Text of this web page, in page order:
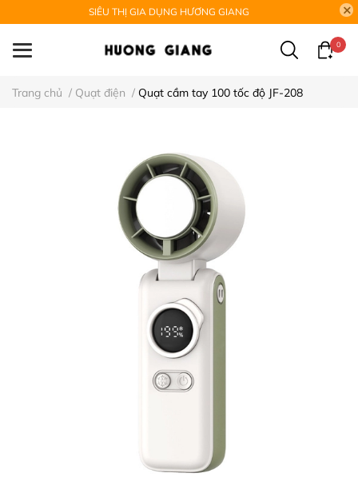
SIÊU THỊ GIA DỤNG HƯƠNG GIANG
0
Trang chủ / Quạt điện / Quạt cầm tay 100 tốc độ JF-208